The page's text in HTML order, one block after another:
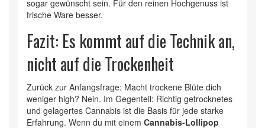
sogar gewünscht sein. Für den reinen Hochgenuss ist
frische Ware besser.
Fazit: Es kommt auf die Technik an,
nicht auf die Trockenheit
Zurück zur Anfangsfrage: Macht trockene Blüte dich
weniger high? Nein. Im Gegenteil: Richtig getrocknetes
und gelagertes Cannabis ist die Basis für jede starke
Erfahrung. Wenn du mit einem Cannabis-Lollipop